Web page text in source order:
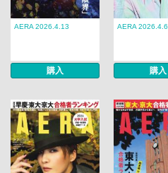
AERA 2026.4.13
購入
AERA 2026.4.6
購入